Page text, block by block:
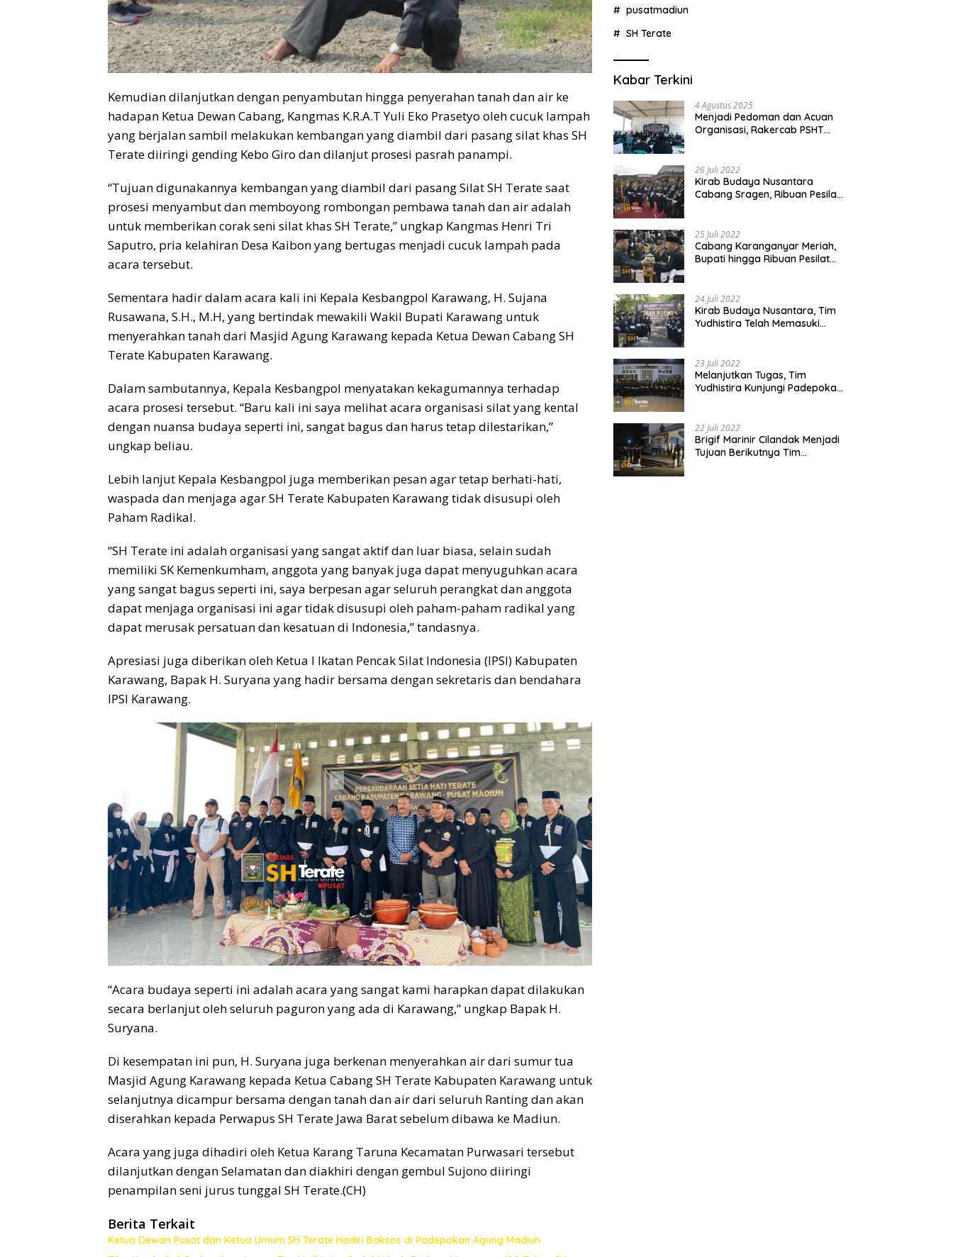
Kemudian dilanjutkan dengan penyambutan hingga penyerahan tanah dan air ke
hadapan Ketua Dewan Cabang, Kangmas K.R.A.T Yuli Eko Prasetyo oleh cucuk lampah
yang berjalan sambil melakukan kembangan yang diambil dari pasang silat khas SH
Terate diiringi gending Kebo Giro dan dilanjut prosesi pasrah panampi.
“Tujuan digunakannya kembangan yang diambil dari pasang Silat SH Terate saat
prosesi menyambut dan memboyong rombongan pembawa tanah dan air adalah
untuk memberikan corak seni silat khas SH Terate,” ungkap Kangmas Henri Tri
Saputro, pria kelahiran Desa Kaibon yang bertugas menjadi cucuk lampah pada
acara tersebut.
Sementara hadir dalam acara kali ini Kepala Kesbangpol Karawang, H. Sujana
Rusawana, S.H., M.H, yang bertindak mewakili Wakil Bupati Karawang untuk
menyerahkan tanah dari Masjid Agung Karawang kepada Ketua Dewan Cabang SH
Terate Kabupaten Karawang.
Dalam sambutannya, Kepala Kesbangpol menyatakan kekagumannya terhadap
acara prosesi tersebut. “Baru kali ini saya melihat acara organisasi silat yang kental
dengan nuansa budaya seperti ini, sangat bagus dan harus tetap dilestarikan,”
ungkap beliau.
Lebih lanjut Kepala Kesbangpol juga memberikan pesan agar tetap berhati-hati,
waspada dan menjaga agar SH Terate Kabupaten Karawang tidak disusupi oleh
Paham Radikal.
“SH Terate ini adalah organisasi yang sangat aktif dan luar biasa, selain sudah
memiliki SK Kemenkumham, anggota yang banyak juga dapat menyuguhkan acara
yang sangat bagus seperti ini, saya berpesan agar seluruh perangkat dan anggota
dapat menjaga organisasi ini agar tidak disusupi oleh paham-paham radikal yang
dapat merusak persatuan dan kesatuan di Indonesia,” tandasnya.
Apresiasi juga diberikan oleh Ketua I Ikatan Pencak Silat Indonesia (IPSI) Kabupaten
Karawang, Bapak H. Suryana yang hadir bersama dengan sekretaris dan bendahara
IPSI Karawang.
“Acara budaya seperti ini adalah acara yang sangat kami harapkan dapat dilakukan
secara berlanjut oleh seluruh paguron yang ada di Karawang,” ungkap Bapak H.
Suryana.
Di kesempatan ini pun, H. Suryana juga berkenan menyerahkan air dari sumur tua
Masjid Agung Karawang kepada Ketua Cabang SH Terate Kabupaten Karawang untuk
selanjutnya dicampur bersama dengan tanah dan air dari seluruh Ranting dan akan
diserahkan kepada Perwapus SH Terate Jawa Barat sebelum dibawa ke Madiun.
Acara yang juga dihadiri oleh Ketua Karang Taruna Kecamatan Purwasari tersebut
dilanjutkan dengan Selamatan dan diakhiri dengan gembul Sujono diiringi
penampilan seni jurus tunggal SH Terate.(CH)
Berita Terkait
Ketua Dewan Pusat dan Ketua Umum SH Terate Hadiri Baksos di Padepokan Agung Madiun
pusatmadiun
SH Terate
Kabar Terkini
4 Agustus 2025
Menjadi Pedoman dan Acuan
Organisasi, Rakercab PSHT
Kerja, Berjalan Lancar dan
Sukses
26 Juli 2022
Kirab Budaya Nusantara
Cabang Sragen, Ribuan Pesilat
25 Juli 2022
Cabang Karanganyar Meriah,
Bupati hingga Ribuan Pesilat
24 Juli 2022
Kirab Budaya Nusantara, Tim
Yudhistira Telah Memasuki
23 Juli 2022
Melanjutkan Tugas, Tim
Yudhistira Kunjungi Padepokan
22 Juli 2022
Brigif Marinir Cilandak Menjadi
Tujuan Berikutnya Tim